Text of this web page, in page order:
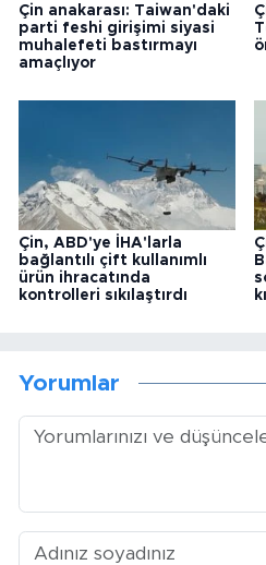
Çin anakarası: Taiwan'daki
parti feshi girişimi siyasi
muhalefeti bastırmayı
amaçlıyor
Çin, ABD'ye İHA'larla
bağlantılı çift kullanımlı
ürün ihracatında
kontrolleri sıkılaştırdı
Yorumlar